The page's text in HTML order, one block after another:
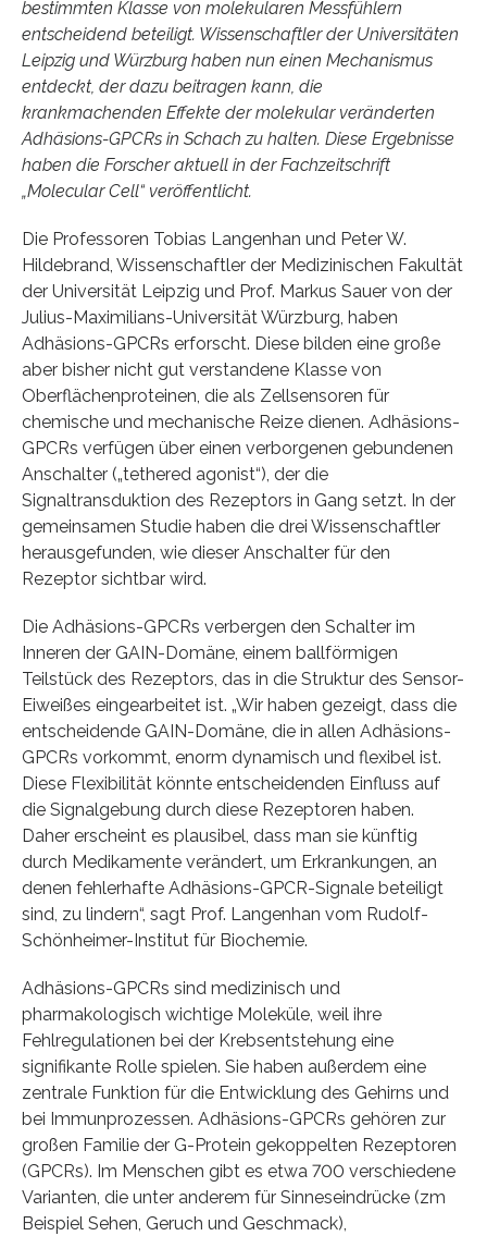
bestimmten Klasse von molekularen Messfühlern
entscheidend beteiligt. Wissenschaftler der Universitäten
Leipzig und Würzburg haben nun einen Mechanismus
entdeckt, der dazu beitragen kann, die
krankmachenden Effekte der molekular veränderten
Adhäsions-GPCRs in Schach zu halten. Diese Ergebnisse
haben die Forscher aktuell in der Fachzeitschrift
„Molecular Cell“ veröffentlicht.
Die Professoren Tobias Langenhan und Peter W.
Hildebrand, Wissenschaftler der Medizinischen Fakultät
der Universität Leipzig und Prof. Markus Sauer von der
Julius-Maximilians-Universität Würzburg, haben
Adhäsions-GPCRs erforscht. Diese bilden eine große
aber bisher nicht gut verstandene Klasse von
Oberflächenproteinen, die als Zellsensoren für
chemische und mechanische Reize dienen. Adhäsions-
GPCRs verfügen über einen verborgenen gebundenen
Anschalter („tethered agonist“), der die
Signaltransduktion des Rezeptors in Gang setzt. In der
gemeinsamen Studie haben die drei Wissenschaftler
herausgefunden, wie dieser Anschalter für den
Rezeptor sichtbar wird.
Die Adhäsions-GPCRs verbergen den Schalter im
Inneren der GAIN-Domäne, einem ballförmigen
Teilstück des Rezeptors, das in die Struktur des Sensor-
Eiweißes eingearbeitet ist. „Wir haben gezeigt, dass die
entscheidende GAIN-Domäne, die in allen Adhäsions-
GPCRs vorkommt, enorm dynamisch und flexibel ist.
Diese Flexibilität könnte entscheidenden Einfluss auf
die Signalgebung durch diese Rezeptoren haben.
Daher erscheint es plausibel, dass man sie künftig
durch Medikamente verändert, um Erkrankungen, an
denen fehlerhafte Adhäsions-GPCR-Signale beteiligt
sind, zu lindern“, sagt Prof. Langenhan vom Rudolf-
Schönheimer-Institut für Biochemie.
Adhäsions-GPCRs sind medizinisch und
pharmakologisch wichtige Moleküle, weil ihre
Fehlregulationen bei der Krebsentstehung eine
signifikante Rolle spielen. Sie haben außerdem eine
zentrale Funktion für die Entwicklung des Gehirns und
bei Immunprozessen. Adhäsions-GPCRs gehören zur
großen Familie der G-Protein gekoppelten Rezeptoren
(GPCRs). Im Menschen gibt es etwa 700 verschiedene
Varianten, die unter anderem für Sinneseindrücke (zm
Beispiel Sehen, Geruch und Geschmack),